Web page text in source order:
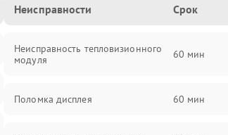
Неисправности Срок
Неисправность тепловизионного
модуля
60 мин
Поломка дисплея 60 мин